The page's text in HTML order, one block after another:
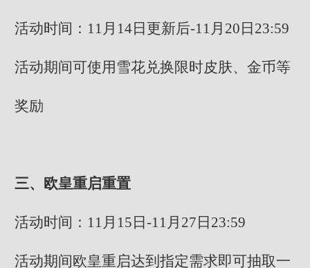
活动时间：11月14日更新后-11月20日23:59
活动期间可使用雪花兑换限时皮肤、金币等
奖励
三、欧皇重启重置
活动时间：11月15日-11月27日23:59
活动期间欧皇重启达到指定需求即可抽取一